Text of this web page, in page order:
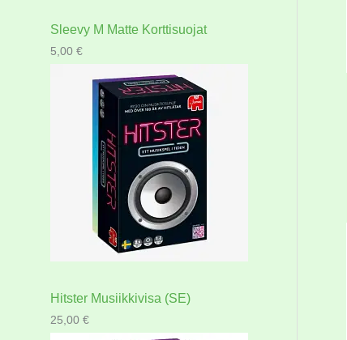
Sleevy M Matte Korttisuojat
5,00 €
Hitster Musiikkivisa (SE)
25,00 €